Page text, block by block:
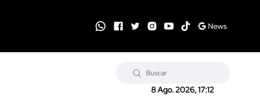
8 Ago. 2026, 17:12